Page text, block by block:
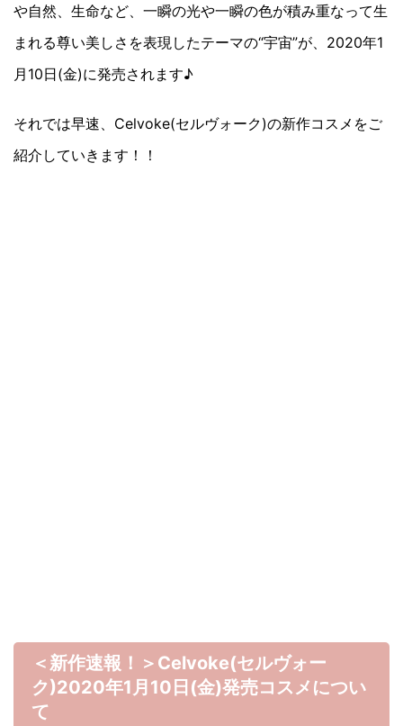
や自然、生命など、一瞬の光や一瞬の色が積み重なって生
まれる尊い美しさを表現したテーマの“宇宙”が、2020年1
月10日(金)に発売されます♪
それでは早速、Celvoke(セルヴォーク)の新作コスメをご
紹介していきます！！
＜新作速報！＞Celvoke(セルヴォー
ク)2020年1月10日(金)発売コスメについ
て